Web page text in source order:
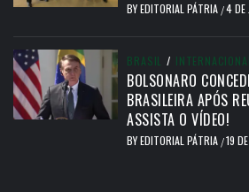
BYEDITORIAL PÁTRIA /4 DE
BRASIL /
BOLSONARO
BRASILEIRA APÓS
ASSISTA O VÍDEO!
BYEDITORIAL PÁTRIA /19